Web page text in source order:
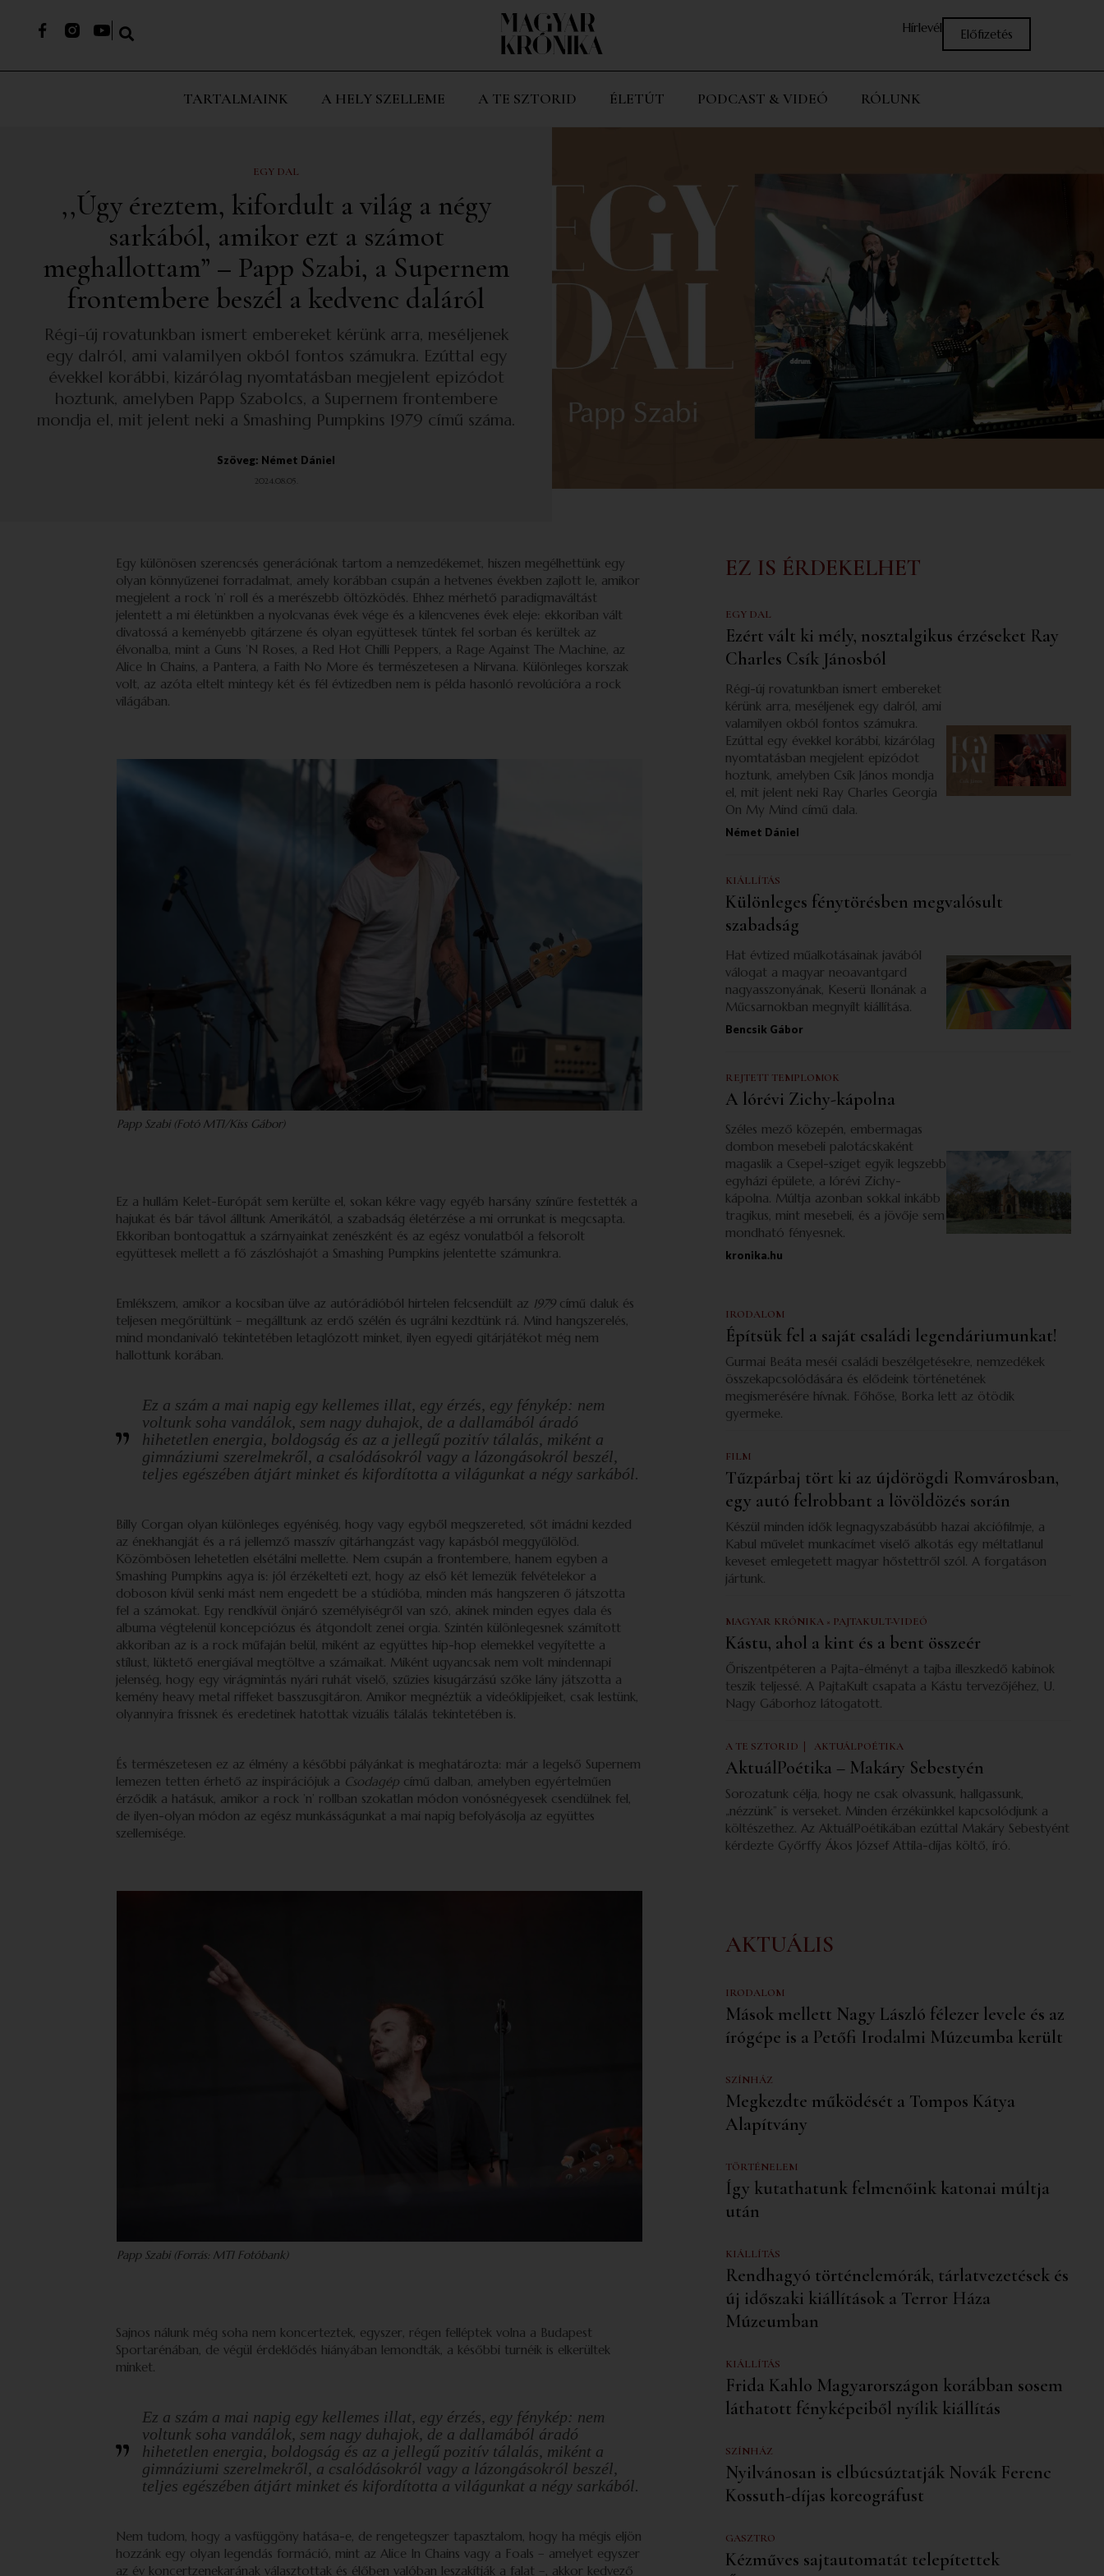
Hírlevél Előfizetés
TARTALMAINK A HELY SZELLEME A TE SZTORID ÉLETÚT PODCAST & VIDEÓ RÓLUNK
EGY DAL
,,Úgy éreztem, kifordult a világ a négy
sarkából, amikor ezt a számot
meghallottam” – Papp Szabi, a Supernem
frontembere beszél a kedvenc daláról
Régi-új rovatunkban ismert embereket kérünk arra, meséljenek
egy dalról, ami valamilyen okból fontos számukra. Ezúttal egy
évekkel korábbi, kizárólag nyomtatásban megjelent epizódot
hoztunk, amelyben Papp Szabolcs, a Supernem frontembere
mondja el, mit jelent neki a Smashing Pumpkins 1979 című száma.
Szöveg: Német Dániel
2024.08.05.
Egy különösen szerencsés generációnak tartom a nemzedékemet, hiszen megélhettünk egy
olyan könnyűzenei forradalmat, amely korábban csupán a hetvenes években zajlott le, amikor
megjelent a rock ’n’ roll és a merészebb öltözködés. Ehhez mérhető paradigmaváltást
jelentett a mi életünkben a nyolcvanas évek vége és a kilencvenes évek eleje: ekkoriban vált
divatossá a keményebb gitárzene és olyan együttesek tűntek fel sorban és kerültek az
élvonalba, mint a Guns ’N Roses, a Red Hot Chilli Peppers, a Rage Against The Machine, az
Alice In Chains, a Pantera, a Faith No More és természetesen a Nirvana. Különleges korszak
volt, az azóta eltelt mintegy két és fél évtizedben nem is példa hasonló revolúcióra a rock
világában.
Papp Szabi (Fotó MTI/Kiss Gábor)
Ez a hullám Kelet-Európát sem kerülte el, sokan kékre vagy egyéb harsány színűre festették a
hajukat és bár távol álltunk Amerikától, a szabadság életérzése a mi orrunkat is megcsapta.
Ekkoriban bontogattuk a szárnyainkat zenészként és az egész vonulatból a felsorolt
együttesek mellett a fő zászlóshajót a Smashing Pumpkins jelentette számunkra.
Emlékszem, amikor a kocsiban ülve az autórádióból hirtelen felcsendült az 1979című daluk és
teljesen megőrültünk – megálltunk az erdő szélén és ugrálni kezdtünk rá. Mind hangszerelés,
mind mondanivaló tekintetében letaglózott minket, ilyen egyedi gitárjátékot még nem
hallottunk korában.
Ez a szám a mai napig egy kellemes illat, egy érzés, egy fénykép: nem
voltunk soha vandálok, sem nagy duhajok, de a dallamából áradó
hihetetlen energia, boldogság és az a jellegű pozitív tálalás, miként a
gimnáziumi szerelmekről, a csalódásokról vagy a lázongásokról beszél,
teljes egészében átjárt minket és kifordította a világunkat a négy sarkából.
Billy Corgan olyan különleges egyéniség, hogy vagy egyből megszereted, sőt imádni kezded
az énekhangját és a rá jellemző masszív gitárhangzást vagy kapásból meggyűlölöd.
Közömbösen lehetetlen elsétálni mellette. Nem csupán a frontembere, hanem egyben a
Smashing Pumpkins agya is: jól érzékelteti ezt, hogy az első két lemezük felvételekor a
doboson kívül senki mást nem engedett be a stúdióba, minden más hangszeren ő játszotta
fel a számokat. Egy rendkívül önjáró személyiségről van szó, akinek minden egyes dala és
albuma végtelenül koncepciózus és átgondolt zenei orgia. Szintén különlegesnek számított
akkoriban az is a rock műfaján belül, miként az együttes hip-hop elemekkel vegyítette a
stílust, lüktető energiával megtöltve a számaikat. Miként ugyancsak nem volt mindennapi
jelenség, hogy egy virágmintás nyári ruhát viselő, szűzies kisugárzású szőke lány játszotta a
kemény heavy metal riffeket basszusgitáron. Amikor megnéztük a videóklipjeiket, csak lestünk,
olyannyira frissnek és eredetinek hatottak vizuális tálalás tekintetében is.
És természetesen ez az élmény a későbbi pályánkat is meghatározta: már a legelső Supernem
lemezen tetten érhető az inspirációjuk a Csodagép című dalban, amelyben egyértelműen
érződik a hatásuk, amikor a rock ’n’ rollban szokatlan módon vonósnégyesek csendülnek fel,
de ilyen-olyan módon az egész munkásságunkat a mai napig befolyásolja az együttes
szellemisége.
Papp Szabi (Forrás: MTI Fotóbank)
Sajnos nálunk még soha nem koncerteztek, egyszer, régen felléptek volna a Budapest
Sportarénában, de végül érdeklődés hiányában lemondták, a későbbi turnéik is elkerültek
minket.
Ez a szám a mai napig egy kellemes illat, egy érzés, egy fénykép: nem
voltunk soha vandálok, sem nagy duhajok, de a dallamából áradó
hihetetlen energia, boldogság és az a jellegű pozitív tálalás, miként a
gimnáziumi szerelmekről, a csalódásokról vagy a lázongásokról beszél,
teljes egészében átjárt minket és kifordította a világunkat a négy sarkából.
Nem tudom, hogy a vasfüggöny hatása-e, de rengetegszer tapasztalom, hogy ha mégis eljön
hozzánk egy olyan legendás formáció, mint az Alice In Chains vagy a Foals – amelyet egyszer
az év koncertzenekarának választottak és élőben valóban leszakítják a falat –, akkor kedvező
EZ IS ÉRDEKELHET
EGY DAL
Ezért vált ki mély, nosztalgikus érzéseket Ray
Charles Csík Jánosból
Régi-új rovatunkban ismert embereket
kérünk arra, meséljenek egy dalról, ami
valamilyen okból fontos számukra.
Ezúttal egy évekkel korábbi, kizárólag
nyomtatásban megjelent epizódot
hoztunk, amelyben Csík János mondja
el, mit jelent neki Ray Charles Georgia
On My Mind című dala.
Német Dániel
KIÁLLÍTÁS
Különleges fénytörésben megvalósult
szabadság
Hat évtized műalkotásainak javából
válogat a magyar neoavantgard
nagyasszonyának, Keserü Ilonának a
Műcsarnokban megnyílt kiállítása.
Bencsik Gábor
REJTETT TEMPLOMOK
A lórévi Zichy-kápolna
Széles mező közepén, embermagas
dombon mesebeli palotácskaként
magaslik a Csepel-sziget egyik legszebb
egyházi épülete, a lórévi Zichy-
kápolna. Múltja azonban sokkal inkább
tragikus, mint mesebeli, és a jövője sem
mondható fényesnek.
kronika.hu
IRODALOM
Építsük fel a saját családi legendáriumunkat!
Gurmai Beáta meséi családi beszélgetésekre, nemzedékek
összekapcsolódására és elődeink történetének
megismerésére hívnak. Főhőse, Borka lett az ötödik
gyermeke.
FILM
Tűzpárbaj tört ki az újdörögdi Romvárosban,
egy autó felrobbant a lövöldözés során
Készül minden idők legnagyszabásúbb hazai akciófilmje, a
Kabul művelet munkacímet viselő alkotás egy méltatlanul
keveset emlegetett magyar hőstettről szól. A forgatáson
jártunk.
MAGYAR KRÓNIKA × PAJTAKULT-VIDEÓ
Kástu, ahol a kint és a bent összeér
Őriszentpéteren a Pajta-élményt a tajba illeszkedő kabinok
teszik teljessé. A PajtaKult csapata a Kástu tervezőjéhez, U.
Nagy Gáborhoz látogatott.
A TE SZTORID | AKTUÁLPOÉTIKA
AktuálPoétika – Makáry Sebestyén
Sorozatunk célja, hogy ne csak olvassunk, hallgassunk,
„nézzünk” is verseket. Minden érzékünkkel kapcsolódjunk a
költészethez. Az AktuálPoétikában ezúttal Makáry Sebestyént
kérdezte Győrffy Ákos József Attila-díjas költő, író.
AKTUÁLIS
IRODALOM
Mások mellett Nagy László félezer levele és az
írógépe is a Petőfi Irodalmi Múzeumba került
SZÍNHÁZ
Megkezdte működését a Tompos Kátya
Alapítvány
TÖRTÉNELEM
Így kutathatunk felmenőink katonai múltja
után
KIÁLLÍTÁS
Rendhagyó történelemórák, tárlatvezetések és
új időszaki kiállítások a Terror Háza
Múzeumban
KIÁLLÍTÁS
Frida Kahlo Magyarországon korábban sosem
láthatott fényképeiből nyílik kiállítás
SZÍNHÁZ
Nyilvánosan is elbúcsúztatják Novák Ferenc
Kossuth-díjas koreográfust
GASZTRO
Kézműves sajtautomatát telepítettek